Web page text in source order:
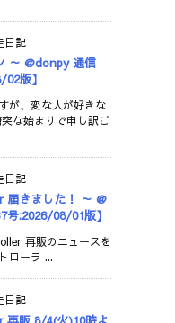
日記
～ @donpy 通信
02版】
が、変な人が好きな
な始まりで申し訳ご
日記
届きました！ ～ @
号:2026/08/01版】
再販のニュースを
ローラ ...
日記